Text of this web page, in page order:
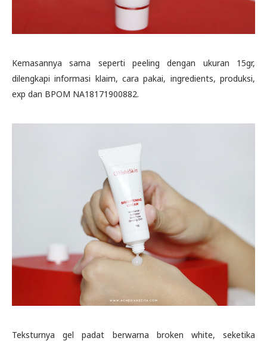
Kemasannya sama seperti peeling dengan ukuran 15gr,
dilengkapi informasi klaim, cara pakai, ingredients, produksi,
exp dan BPOM NA18171900882.
Teksturnya gel padat berwarna broken white, seketika